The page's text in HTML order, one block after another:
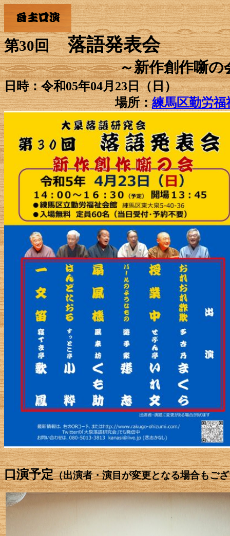
第30回落語発表会
～新作創作噺の
日時：令和05年04月23日（日）
場所：練馬区勤労福
口演予定（出演者・演目が変更となる場合もご